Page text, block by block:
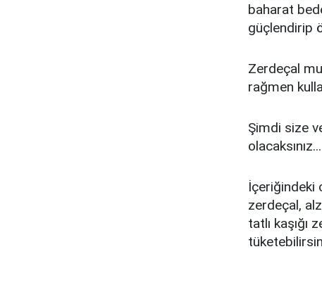
baharat
güçlendirip
Zerdeçal
rağmen
Şimdi size
olacaksınız...
İçeriğindeki
zerdeçal,
tatlı